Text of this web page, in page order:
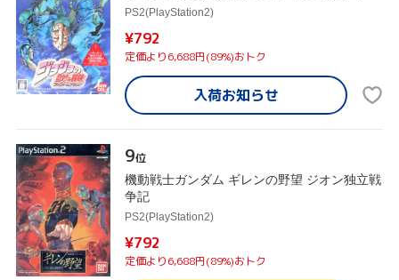
PS2(PlayStation2)
¥792
定価より6,688円(89%)おトク
入荷お知らせ
9位
機動戦士ガンダム ギレンの野望 ジオン独立戦
争記
PS2(PlayStation2)
¥792
定価より6,688円(89%)おトク